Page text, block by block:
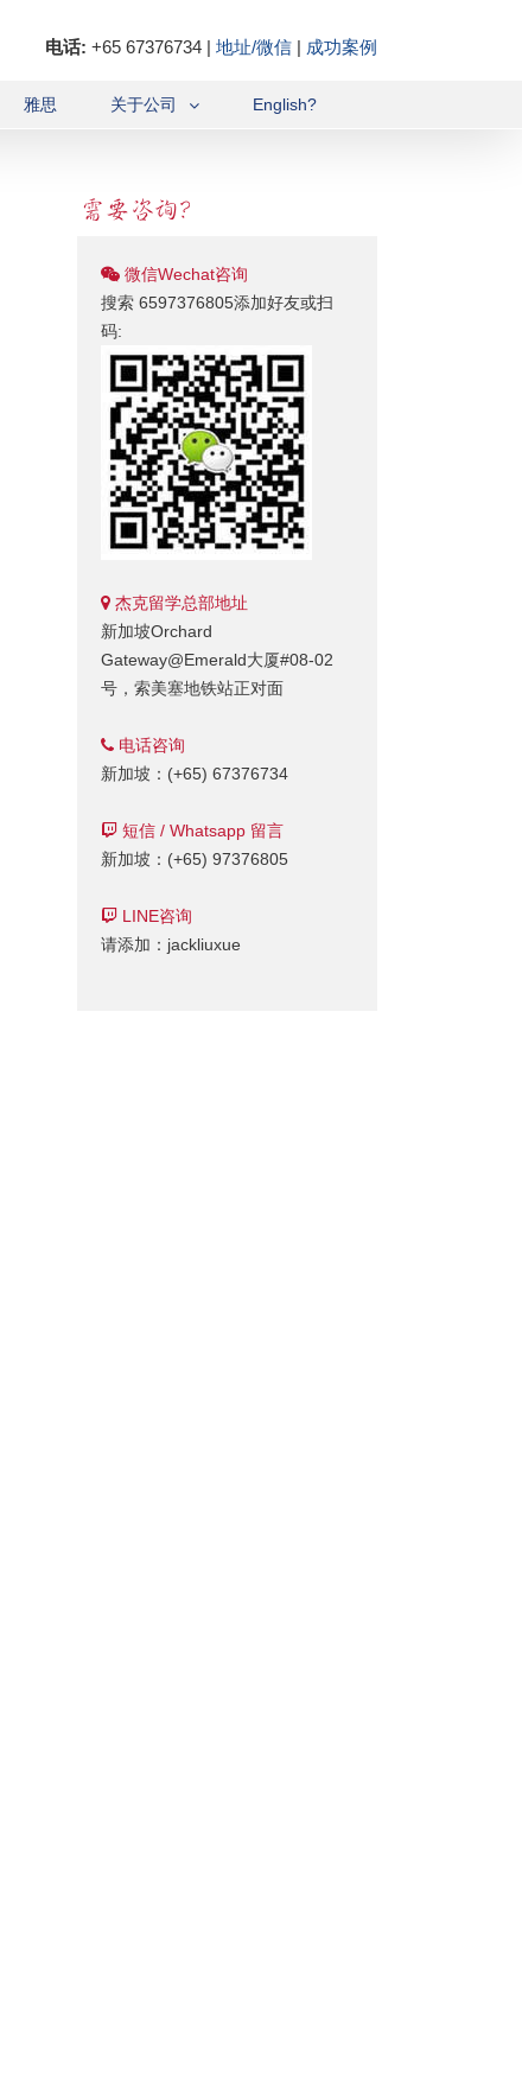
电话: +65 67376734 | 地址/微信 | 成功案例
雅思 关于公司 English?
微信Wechat咨询
搜索 6597376805添加好友或扫
码:
杰克留学总部地址
新加坡Orchard
Gateway@Emerald大厦#08-02
号，索美塞地铁站正对面
电话咨询
新加坡：(+65) 67376734
短信 / Whatsapp 留言
新加坡：(+65) 97376805
LINE咨询
请添加：jackliuxue